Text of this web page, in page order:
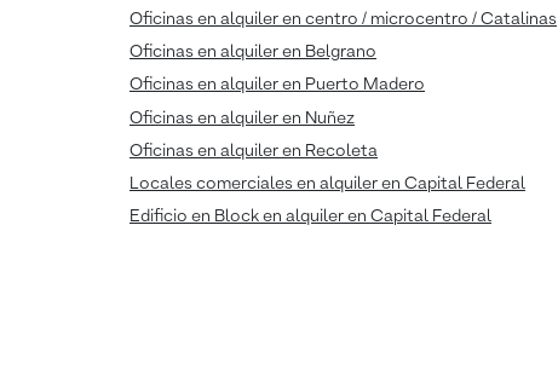
Oficinas en alquiler en centro / microcentro / Catalinas
Oficinas en alquiler en Belgrano
Oficinas en alquiler en Puerto Madero
Oficinas en alquiler en Nuñez
Oficinas en alquiler en Recoleta
Locales comerciales en alquiler en Capital Federal
Edificio en Block en alquiler en Capital Federal